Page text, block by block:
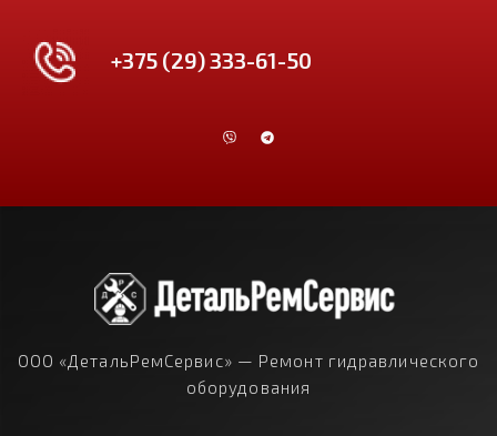
+375 (29) 333-61-50
ООО «ДетальРемСервис» — Ремонт гидравлического
оборудования